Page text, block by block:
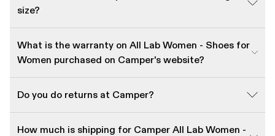
size?
What is the warranty on All Lab Women - Shoes for
Women purchased on Camper's website?
Do you do returns at Camper?
How much is shipping for Camper All Lab Women -